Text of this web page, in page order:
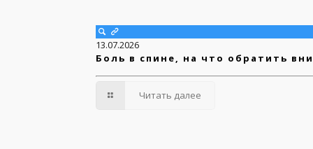
13.07.2026
Боль в спине, на что обратить
Читать далее